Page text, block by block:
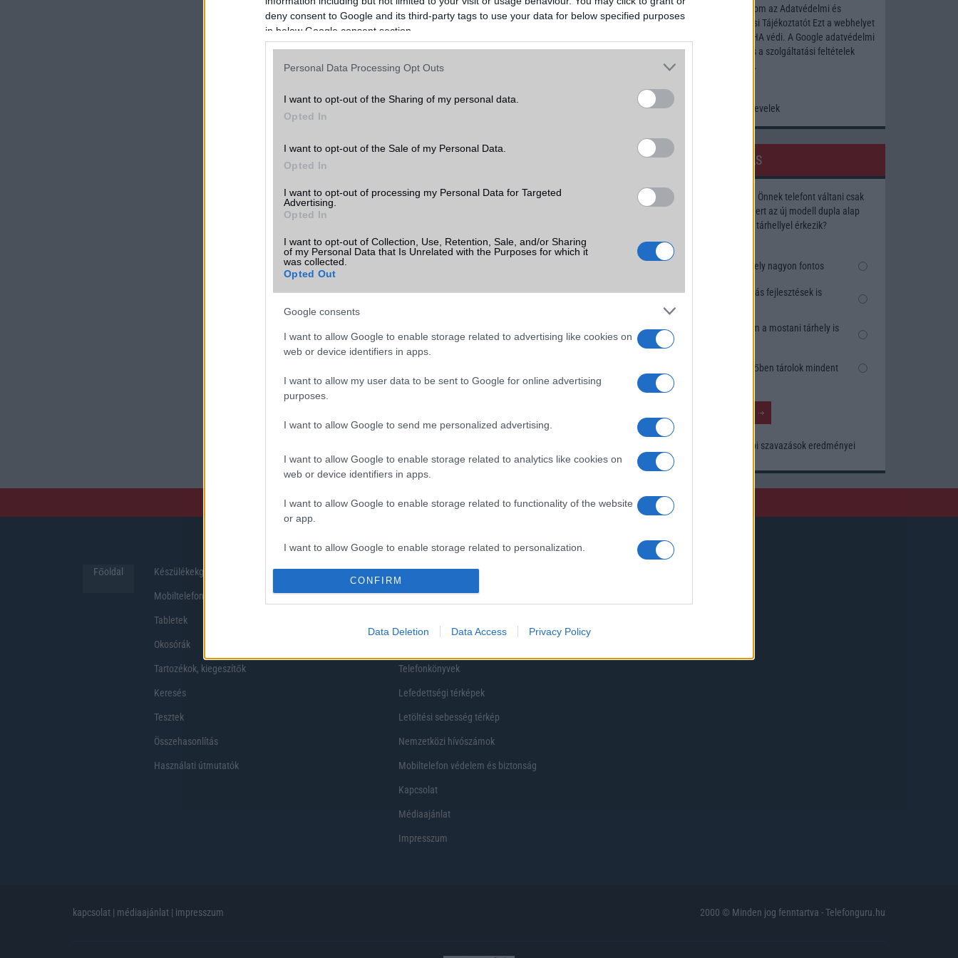
deny consent to Google and its third-party tags to use your data for below specified purposes
in below Google consent section.
Personal Data Processing Opt Outs
I want to opt-out of the Sharing of my personal data.
Opted In
I want to opt-out of the Sale of my Personal Data.
Opted In
I want to opt-out of processing my Personal Data for Targeted
Advertising.
Opted In
I want to opt-out of Collection, Use, Retention, Sale, and/or Sharing
of my Personal Data that Is Unrelated with the Purposes for which it
was collected.
Opted Out
Google consents
I want to allow Google to enable storage related to advertising like cookies on
web or device identifiers in apps.
I want to allow my user data to be sent to Google for online advertising
purposes.
I want to allow Google to send me personalized advertising.
I want to allow Google to enable storage related to analytics like cookies on
web or device identifiers in apps.
I want to allow Google to enable storage related to functionality of the website
or app.
I want to allow Google to enable storage related to personalization.
I want to allow Google to enable storage related to security, including
authentication functionality and fraud prevention, and other user protection.
CONFIRM
Data Deletion Data Access Privacy Policy
Elfogadom az Adatvédelmi és
Adatkezelési TájékoztatótEzt a webhelyet
a reCAPTCHA védi. A Google adatvédelmi
és a szolgáltatási feltételek
Korábbi hírlevelek
SZAVAZÁS
Megérné Önnek telefont váltani csak
azért, mert az új modell dupla alap
tárhellyel érkezik?
Igen, a tárhely nagyon fontos
Talán, ha más fejlesztések is
Nem, nekem a mostani tárhely is
Inkább felhőben tárolok mindent
Korábbi szavazások eredményei
Főoldal Készülékekguru
Mobiltelefonok
Tabletek
Okosórák
Tartozékok, kiegeszítők
Keresés
Tesztek
Összehasonlítás
Használati útmutatók
Hirek Telefon Árak
Yettel akciók
Tanácsdóguru
Wiki
Telefonkönyvek
Lefedettségi térképek
Letöltési sebesség térkép
Nemzetközi hívószámok
Mobiltelefon védelem és biztonság
Kapcsolat
Médiaajánlat
Impresszum
kapcsolat | médiaajánlat | impresszum 2000 © Minden jog fenntartva - Telefonguru.hu